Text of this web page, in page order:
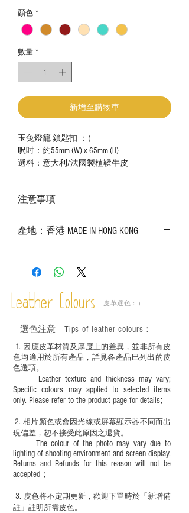
顏色 *
數量 *
新增至購物車
玉兔燈籠 鎖匙扣 ：）
呎吋：約55mm (W) x 65mm (H)
選料：意大利/法國製植鞣牛皮
注意事項
實物為準；
－ 植鞣皮革容易受環境、使用程度等產生
成後定期在皮面塗上皮革專用清潔劑及貂
鼠油等；
適合六歲以下兒童使用；六至十二歲兒童
必須由成年人陪同下使用並應小心處理。
產地：香港 MADE IN HONG KONG
Leather Colours 皮革選色：）
1. ​ 因應皮革材質及厚度上的差異，並非所有皮
色均適用於所有產品，詳見各產品巳列出的皮
色選項。
Leather texture and thickness may vary;
Specific colours may applied to selected items
only. Please refer to the product page for details;
​2.相片顏色或會因光線或屏幕顯示器不同而出
現偏差，恕不接受此原因之退貨。
The colour of the photo may vary due to
lighting of shooting environment and screen display,
Returns and Refunds for this reason will not be
accepted；
3. 皮色將不定期更新，歡迎下單時於「新增備
註」註明 所需皮色。
選色注意｜ Tips of leather colours ：